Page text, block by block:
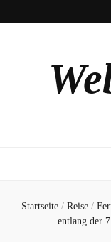
Startseite / Reise /
entlang der